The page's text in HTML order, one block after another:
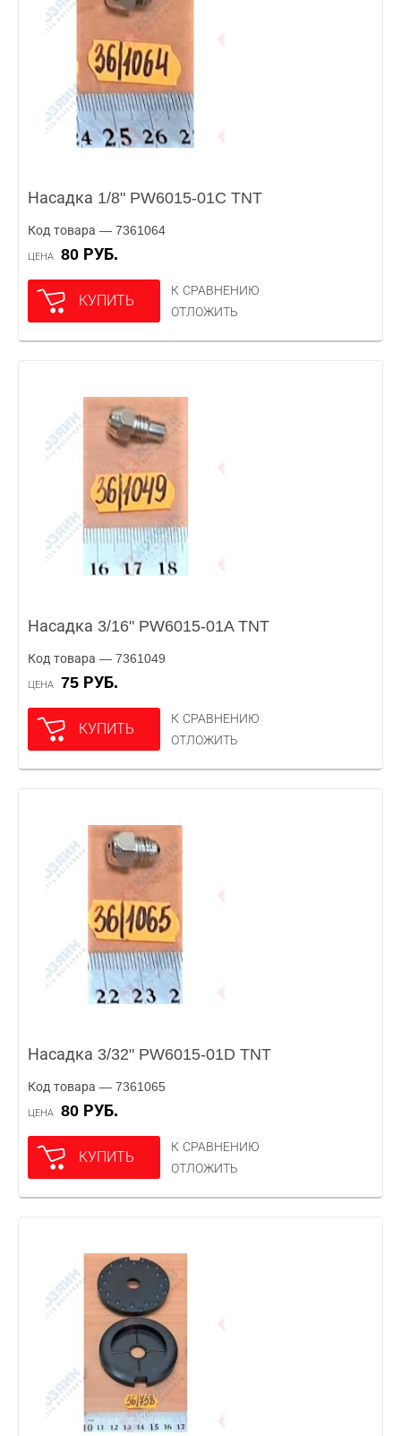
Насадка 1/8" PW6015-01C TNT
Код товара — 7361064
ЦЕНА 80 РУБ.
КУПИТЬ
К СРАВНЕНИЮ
ОТЛОЖИТЬ
Насадка 3/16" PW6015-01A TNT
Код товара — 7361049
ЦЕНА 75 РУБ.
КУПИТЬ
К СРАВНЕНИЮ
ОТЛОЖИТЬ
Насадка 3/32" PW6015-01D TNT
Код товара — 7361065
ЦЕНА 80 РУБ.
КУПИТЬ
К СРАВНЕНИЮ
ОТЛОЖИТЬ